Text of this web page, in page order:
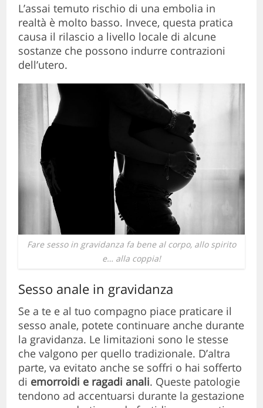
L’assai temuto rischio di una embolia in
realtà è molto basso. Invece, questa pratica
causa il rilascio a livello locale di alcune
sostanze che possono indurre contrazioni
dell’utero.
Fare sesso in gravidanza fa bene al corpo, allo spirito
e… alla coppia!
Sesso anale in gravidanza
Se a te e al tuo compagno piace praticare il
sesso anale, potete continuare anche durante
la gravidanza. Le limitazioni sono le stesse
che valgono per quello tradizionale. D’altra
parte, va evitato anche se soffri o hai sofferto
di emorroidi e ragadi anali. Queste patologie
tendono ad accentuarsi durante la gestazione